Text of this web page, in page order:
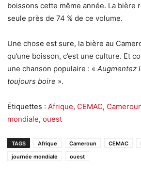
boissons cette même année. La bière
seule près de 74 % de ce volume.
Une chose est sure, la bière au
qu’une boisson, c’est une culture. Et
une chanson populaire : « Augmentez
toujours boire ».
Étiquettes : Afrique, CEMAC,
mondiale, ouest
TAGS Afrique Cameroun CEMAC
journée mondiale
ouest